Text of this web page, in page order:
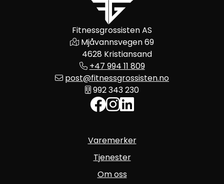
Fitnessgrossisten AS
Mjåvannsvegen 69
4628 Kristiansand
+47 994 11 809
post@fitnessgrossisten.no
992 343 230
Varemerker
Tjenester
Om oss